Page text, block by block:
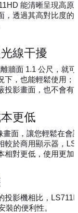
能清晰呈現高原
，透過其高對比度的
線干擾
牆面 1.1 公尺，就
下，也能輕鬆使用；
投影畫面，也不會有
更低
面，讓您輕鬆在會
較於商用顯示器，
相對更低，使用更加
投影機相比，
裝的便利性。